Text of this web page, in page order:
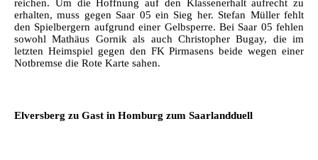
reichen. Um die Hoffnung auf den Klassenerhalt aufrecht zu
erhalten, muss gegen Saar 05 ein Sieg her. Stefan Müller fehlt
den Spielbergern aufgrund einer Gelbsperre. Bei Saar 05 fehlen
sowohl Mathäus Gornik als auch Christopher Bugay, die im
letzten Heimspiel gegen den FK Pirmasens beide wegen einer
Notbremse die Rote Karte sahen.
Elversberg zu Gast in Homburg zum Saarlandduell